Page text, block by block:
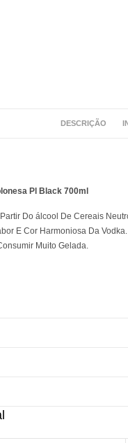
DESCRIÇÃO
Pl Black 700ml
Do álcool De Cereais
E Cor Harmoniosa Da
Muito Gelada.